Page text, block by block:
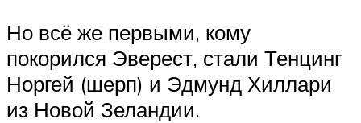
Но всё же первыми, кому
покорился Эверест, стали Тенцинг
Норгей (шерп) и Эдмунд Хиллари
из Новой Зеландии.